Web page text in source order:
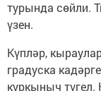
турында сөйли.
үзен.
Күпләр,
градуска
куркыныч түгел.